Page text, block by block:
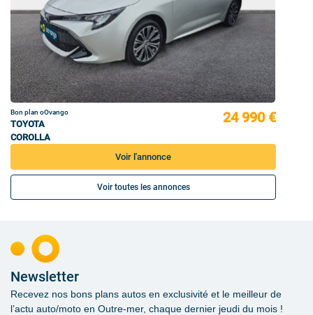
Bon plan oOvango
TOYOTA
COROLLA
24 990 €
Voir l'annonce
Voir toutes les annonces
Newsletter
Recevez nos bons plans autos en exclusivité et le meilleur de
l’actu auto/moto en Outre-mer, chaque dernier jeudi du mois !